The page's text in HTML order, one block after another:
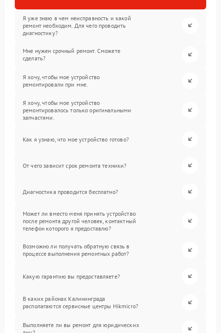
Я уже знаю в чем неисправность и какой
ремонт необходим. Для чего проводить
диагностику?
Мне нужен срочный ремонт. Сможете
сделать?
Я хочу, чтобы мое устройство
ремонтировали при мне.
Я хочу, чтобы мое устройство
ремонтировалось только оригинальными
запчастями.
Как я узнаю, что мое устройство готово?
От чего зависит срок ремонта техники?
Диагностика проводится бесплатно?
Может ли вместо меня принять устройство
после ремонта другой человек, контактный
телефон которого я предоставлю?
Возможно ли получать обратную связь в
процессе выполнения ремонтных работ?
Какую гарантию вы предоставляете?
В каких районах Калининграда
располагаются сервисные центры Hikmicro?
Выполняете ли вы ремонт для юридических